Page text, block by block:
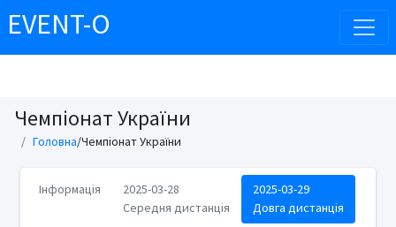
EVENT-O
Чемпіонат України
Головна/Чемпіонат України
Інформація
2025-03-28
Середня дистанція
2025-03-29
Довга дистанція